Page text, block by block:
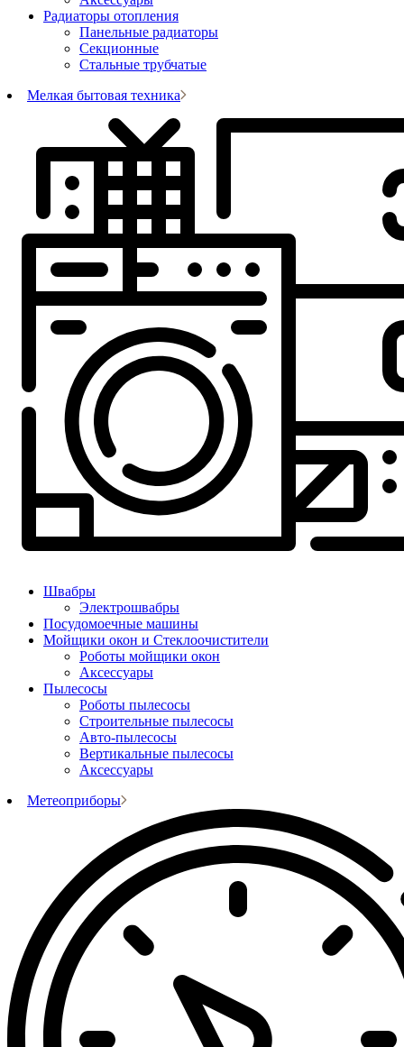
Радиаторы отопления
Панельные радиаторы
Секционные
Стальные трубчатые
Мелкая бытовая техника
Швабры
Электрошвабры
Посудомоечные машины
Мойщики окон и Стеклоочистители
Роботы мойщики окон
Аксессуары
Пылесосы
Роботы пылесосы
Строительные пылесосы
Авто-пылесосы
Вертикальные пылесосы
Аксессуары
Метеоприборы